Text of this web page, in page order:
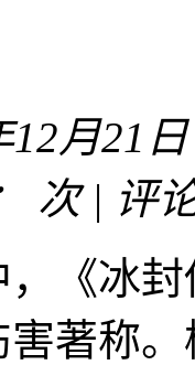
12月21
次 | 评
《冰
著称